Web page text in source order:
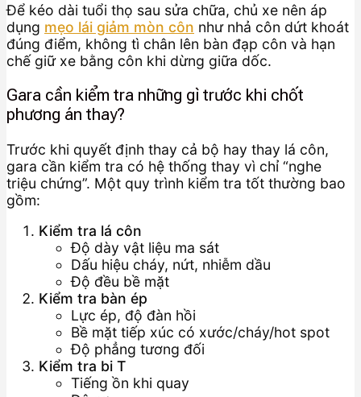
Để kéo dài tuổi thọ sau sửa chữa, chủ xe nên áp
dụng mẹo lái giảm mòn côn như nhả côn dứt khoát
đúng điểm, không tì chân lên bàn đạp côn và hạn
chế giữ xe bằng côn khi dừng giữa dốc.
Gara cần kiểm tra những gì trước khi chốt
phương án thay?
Trước khi quyết định thay cả bộ hay thay lá côn,
gara cần kiểm tra có hệ thống thay vì chỉ “nghe
triệu chứng”. Một quy trình kiểm tra tốt thường bao
gồm:
Kiểm tra lá côn
Độ dày vật liệu ma sát
Dấu hiệu cháy, nứt, nhiễm dầu
Độ đều bề mặt
Kiểm tra bàn ép
Lực ép, độ đàn hồi
Bề mặt tiếp xúc có xước/cháy/hot spot
Độ phẳng tương đối
Kiểm tra bi T
Tiếng ồn khi quay